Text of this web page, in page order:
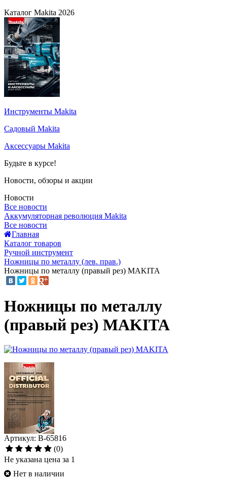
Каталог Makita 2026
Инструменты Makita
Садовый Makita
Аксессуары Makita
Будьте в курсе!
Новости, обзоры и акции
Новости
Все новости
Аккумуляторная революция Makita
Все новости
Главная
Каталог товаров
Ручной инструмент
Ножницы по металлу (лев. прав.)
Ножницы по металлу (правый рез) MAKITA
Ножницы по металлу
(правый рез) MAKITA
Артикул: B-65816
(0)
Не указана цена за 1
Нет в наличии